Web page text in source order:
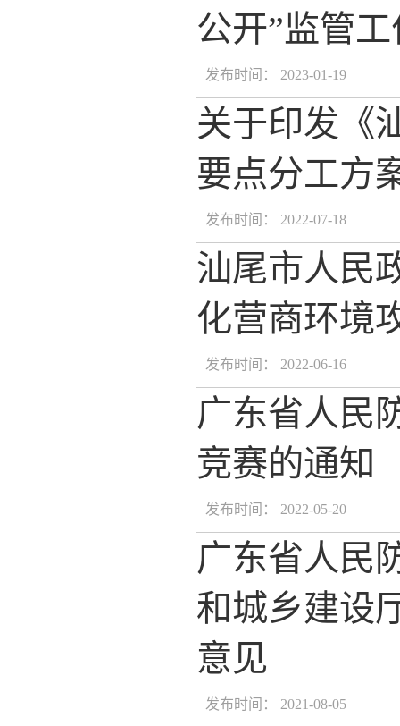
公开”监管
发布时间： 2023-01-19
关于印发《
要点分工方
发布时间： 2022-07-18
汕尾市人民
化营商环境
发布时间： 2022-06-16
广东省人民
竞赛的通知
发布时间： 2022-05-20
广东省人民
和城乡建设
意见
发布时间： 2021-08-05